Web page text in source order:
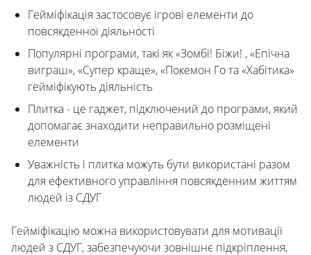
Гейміфікація застосовує ігрові елементи до
повсякденної діяльності
Популярні програми, такі як «Зомбі! Біжи! , «Епічна
виграш», «Супер краще», «Покемон Го та «Хабітика»
гейміфікують діяльність
Плитка - це гаджет, підключений до програми, який
допомагає знаходити неправильно розміщені
елементи
Уважність і плитка можуть бути використані разом
для ефективного управління повсякденним життям
людей із СДУГ
Гейміфікацію можна використовувати для мотивації
людей з СДУГ, забезпечуючи зовнішнє підкріплення,